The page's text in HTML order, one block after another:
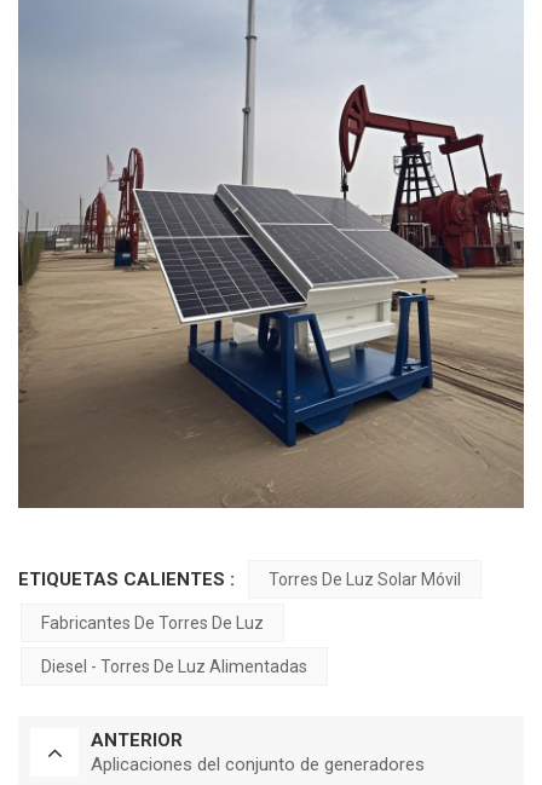
ETIQUETAS CALIENTES : Torres De Luz Solar Móvil
Fabricantes De Torres De Luz
Diesel - Torres De Luz Alimentadas
ANTERIOR
Aplicaciones del conjunto de generadores